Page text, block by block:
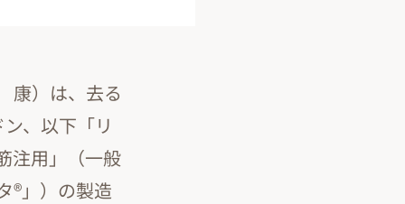
康）は、去る
、以下「リ
注用」（一般
®」）の製造